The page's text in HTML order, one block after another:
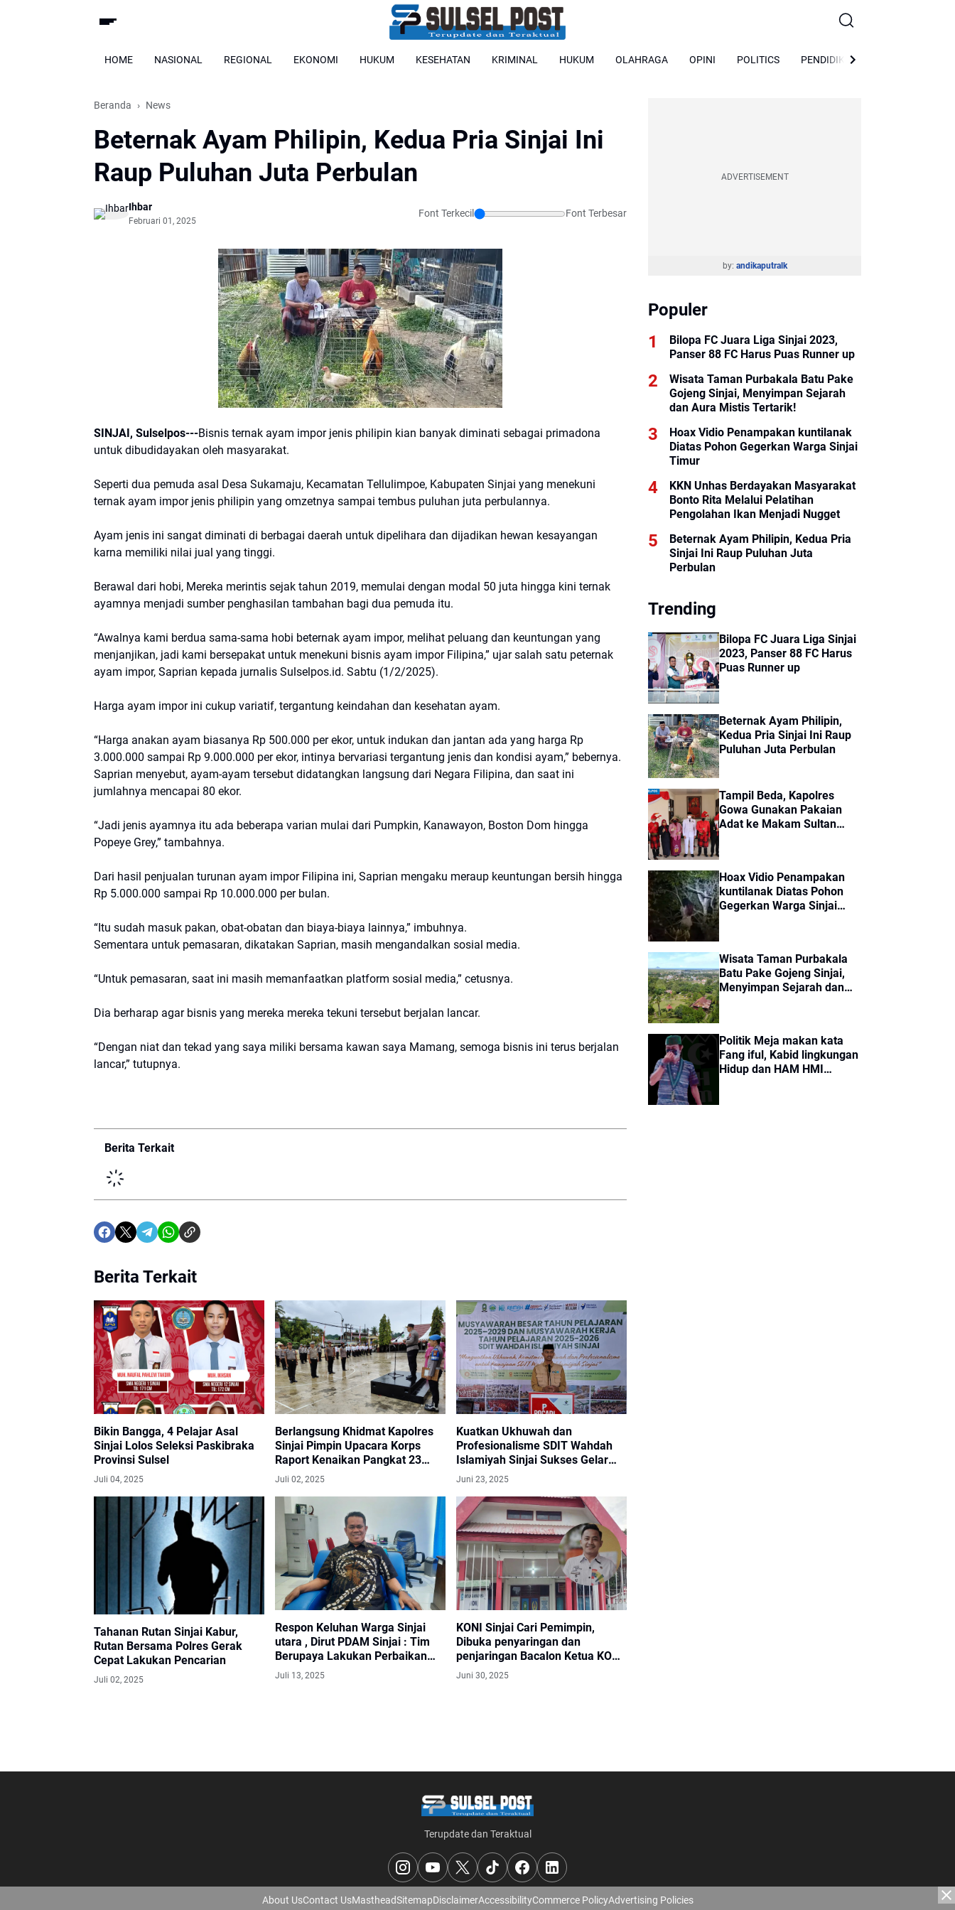
HOME NASIONAL REGIONAL EKONOMI HUKUM KESEHATAN KRIMINAL HUKUM OLAHRAGA OPINI POLITICS PENDIDIKAN
Beranda News
Beternak Ayam Philipin, Kedua Pria Sinjai Ini
Raup Puluhan Juta Perbulan
Ihbar
Februari 01, 2025
Font Terkecil Font Terbesar
SINJAI, Sulselpos---Bisnis ternak ayam impor jenis philipin kian banyak diminati sebagai primadona
untuk dibudidayakan oleh masyarakat.
Seperti dua pemuda asal Desa Sukamaju, Kecamatan Tellulimpoe, Kabupaten Sinjai yang menekuni
ternak ayam impor jenis philipin yang omzetnya sampai tembus puluhan juta perbulannya.
Ayam jenis ini sangat diminati di berbagai daerah untuk dipelihara dan dijadikan hewan kesayangan
karna memiliki nilai jual yang tinggi.
Berawal dari hobi, Mereka merintis sejak tahun 2019, memulai dengan modal 50 juta hingga kini ternak
ayamnya menjadi sumber penghasilan tambahan bagi dua pemuda itu.
“Awalnya kami berdua sama-sama hobi beternak ayam impor, melihat peluang dan keuntungan yang
menjanjikan, jadi kami bersepakat untuk menekuni bisnis ayam impor Filipina,” ujar salah satu peternak
ayam impor, Saprian kepada jurnalis Sulselpos.id. Sabtu (1/2/2025).
Harga ayam impor ini cukup variatif, tergantung keindahan dan kesehatan ayam.
“Harga anakan ayam biasanya Rp 500.000 per ekor, untuk indukan dan jantan ada yang harga Rp
3.000.000 sampai Rp 9.000.000 per ekor, intinya bervariasi tergantung jenis dan kondisi ayam,” bebernya.
Saprian menyebut, ayam-ayam tersebut didatangkan langsung dari Negara Filipina, dan saat ini
jumlahnya mencapai 80 ekor.
“Jadi jenis ayamnya itu ada beberapa varian mulai dari Pumpkin, Kanawayon, Boston Dom hingga
Popeye Grey,” tambahnya.
Dari hasil penjualan turunan ayam impor Filipina ini, Saprian mengaku meraup keuntungan bersih hingga
Rp 5.000.000 sampai Rp 10.000.000 per bulan.
“Itu sudah masuk pakan, obat-obatan dan biaya-biaya lainnya,” imbuhnya.
Sementara untuk pemasaran, dikatakan Saprian, masih mengandalkan sosial media.
“Untuk pemasaran, saat ini masih memanfaatkan platform sosial media,” cetusnya.
Dia berharap agar bisnis yang mereka mereka tekuni tersebut berjalan lancar.
“Dengan niat dan tekad yang saya miliki bersama kawan saya Mamang, semoga bisnis ini terus berjalan
lancar,” tutupnya.
Berita Terkait
Berita Terkait
Bikin Bangga, 4 Pelajar Asal
Sinjai Lolos Seleksi Paskibraka
Provinsi Sulsel
Juli 04, 2025
Berlangsung Khidmat Kapolres
Sinjai Pimpin Upacara Korps
Raport Kenaikan Pangkat 23
Personel
Juli 02, 2025
Kuatkan Ukhuwah dan
Profesionalisme SDIT Wahdah
Islamiyah Sinjai Sukses Gelar
Musyawarah
Juni 23, 2025
Tahanan Rutan Sinjai Kabur,
Rutan Bersama Polres Gerak
Cepat Lakukan Pencarian
Juli 02, 2025
Respon Keluhan Warga Sinjai
utara , Dirut PDAM Sinjai : Tim
Berupaya Lakukan Perbaikan
Pipa Bocor Secepatnya
Juli 13, 2025
KONI Sinjai Cari Pemimpin,
Dibuka penyaringan dan
penjaringan Bacalon Ketua KONI
ini Jadwalnya
Juni 30, 2025
ADVERTISEMENT
by: andikaputralk
Populer
Bilopa FC Juara Liga Sinjai 2023,
Panser 88 FC Harus Puas Runner up
Wisata Taman Purbakala Batu Pake
Gojeng Sinjai, Menyimpan Sejarah
dan Aura Mistis Tertarik!
Hoax Vidio Penampakan kuntilanak
Diatas Pohon Gegerkan Warga Sinjai
Timur
KKN Unhas Berdayakan Masyarakat
Bonto Rita Melalui Pelatihan
Pengolahan Ikan Menjadi Nugget
Beternak Ayam Philipin, Kedua Pria
Sinjai Ini Raup Puluhan Juta
Perbulan
Trending
Bilopa FC Juara Liga Sinjai
2023, Panser 88 FC Harus
Puas Runner up
Beternak Ayam Philipin,
Kedua Pria Sinjai Ini Raup
Puluhan Juta Perbulan
Tampil Beda, Kapolres
Gowa Gunakan Pakaian
Adat ke Makam Sultan
Hoax Vidio Penampakan
kuntilanak Diatas Pohon
Gegerkan Warga Sinjai
Wisata Taman Purbakala
Batu Pake Gojeng Sinjai,
Menyimpan Sejarah dan
Politik Meja makan kata
Fang iful, Kabid lingkungan
Hidup dan HAM HMI
Terupdate dan Teraktual
About UsContact UsMastheadSitemapDisclaimerAccessibilityCommerce PolicyAdvertising Policies